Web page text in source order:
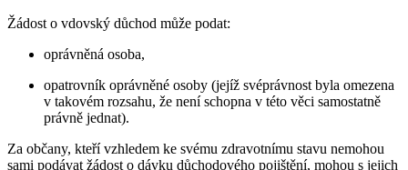
Žádost o vdovský důchod může podat:
oprávněná osoba,
opatrovník oprávněné osoby (jejíž svéprávnost byla omezena
v takovém rozsahu, že není schopna v této věci samostatně
právně jednat).
Za občany, kteří vzhledem ke svému zdravotnímu stavu nemohou
sami podávat žádost o dávku důchodového pojištění, mohou s jejich